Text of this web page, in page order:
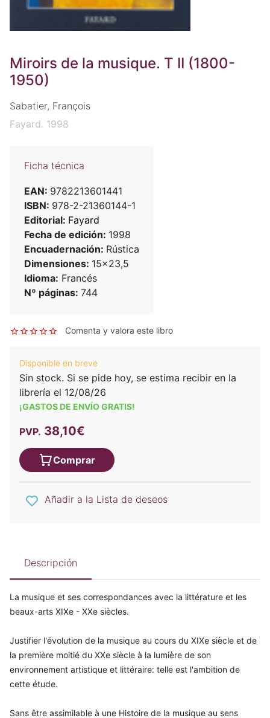
Miroirs de la musique. T II (1800-
1950)
Sabatier, François
Fayard. 1998
Ficha técnica
EAN: 9782213601441
ISBN: 978-2-21360144-1
Editorial: Fayard
Fecha de edición: 1998
Encuadernación: Rústica
Dimensiones: 15x23,5
Idioma: Francés
Nº páginas: 744
Comenta y valora este libro
Disponible en breve
Sin stock. Si se pide hoy, se estima recibir en la
librería el 12/08/26
¡GASTOS DE ENVÍO GRATIS!
PVP. 38,10€
Comprar
Añadir a la Lista de deseos
Descripción
La musique et ses correspondances avec la littérature et les
beaux-arts XIXe - XXe siècles.
Justifier l'évolution de la musique au cours du XIXe siècle et de
la première moitié du XXe siècle à la lumière de son
environnement artistique et littéraire: telle est l'ambition de
cette étude.
Sans être assimilable à une Histoire de la musique au sens